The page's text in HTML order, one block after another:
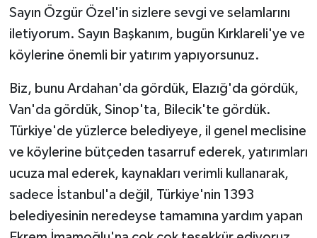
Sayın Özgür Özel'in sizlere sevgi ve selamlarını
iletiyorum. Sayın Başkanım, bugün Kırklareli'ye ve
köylerine önemli bir yatırım yapıyorsunuz.
Biz, bunu Ardahan'da gördük, Elazığ'da gördük,
Van'da gördük, Sinop'ta, Bilecik'te gördük.
Türkiye'de yüzlerce belediyeye, il genel meclisine
ve köylerine bütçeden tasarruf ederek, yatırımları
ucuza mal ederek, kaynakları verimli kullanarak,
sadece İstanbul'a değil, Türkiye'nin 1393
belediyesinin neredeyse tamamına yardım yapan